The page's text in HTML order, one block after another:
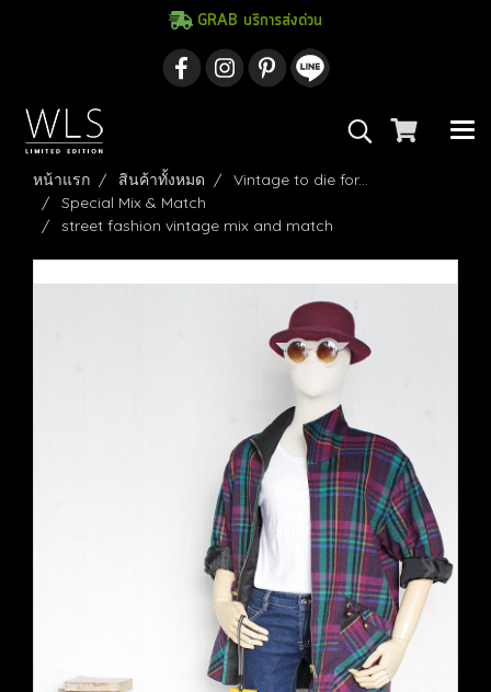
GRAB บริการส่งด่วน
หน้าแรก สินค้าทั้งหมด
Vintage to die for...
Special Mix & Match
street fashion vintage mix and match